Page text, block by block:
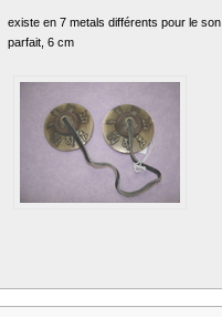
existe en 7 metals différents pour le son
parfait, 6 cm